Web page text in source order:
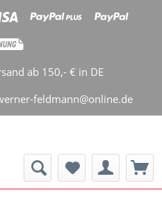
ab 150,- € in DE
feldmann@online.de